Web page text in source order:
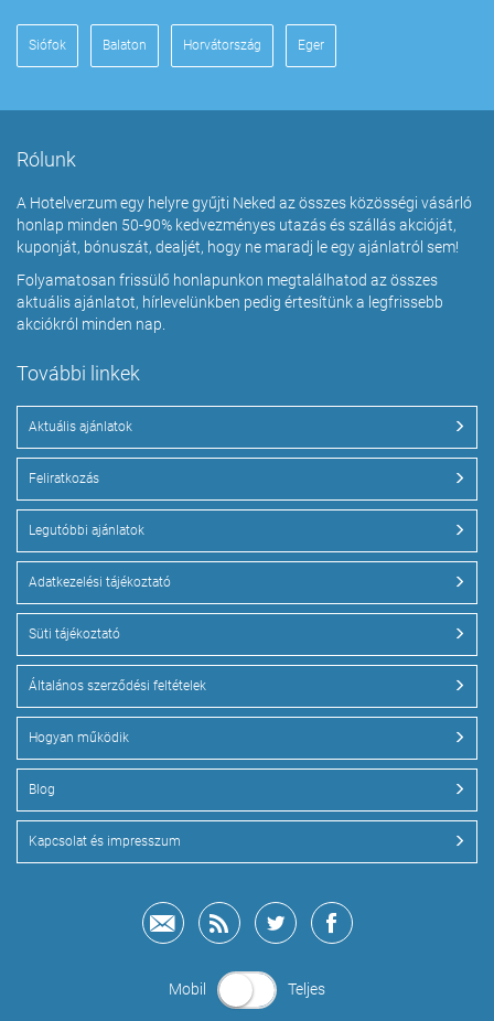
Siófok Balaton Horvátország Eger
Rólunk
A Hotelverzum egy helyre gyűjti Neked az összes közösségi vásárló
honlap minden 50-90% kedvezményes utazás és szállás akcióját,
kuponját, bónuszát, dealjét, hogy ne maradj le egy ajánlatról sem!
Folyamatosan frissülő honlapunkon megtalálhatod az összes
aktuális ajánlatot, hírlevelünkben pedig értesítünk a legfrissebb
akciókról minden nap.
További linkek
Aktuális ajánlatok
Feliratkozás
Legutóbbi ajánlatok
Adatkezelési tájékoztató
Süti tájékoztató
Általános szerződési feltételek
Hogyan működik
Blog
Kapcsolat és impresszum
Mobil Teljes